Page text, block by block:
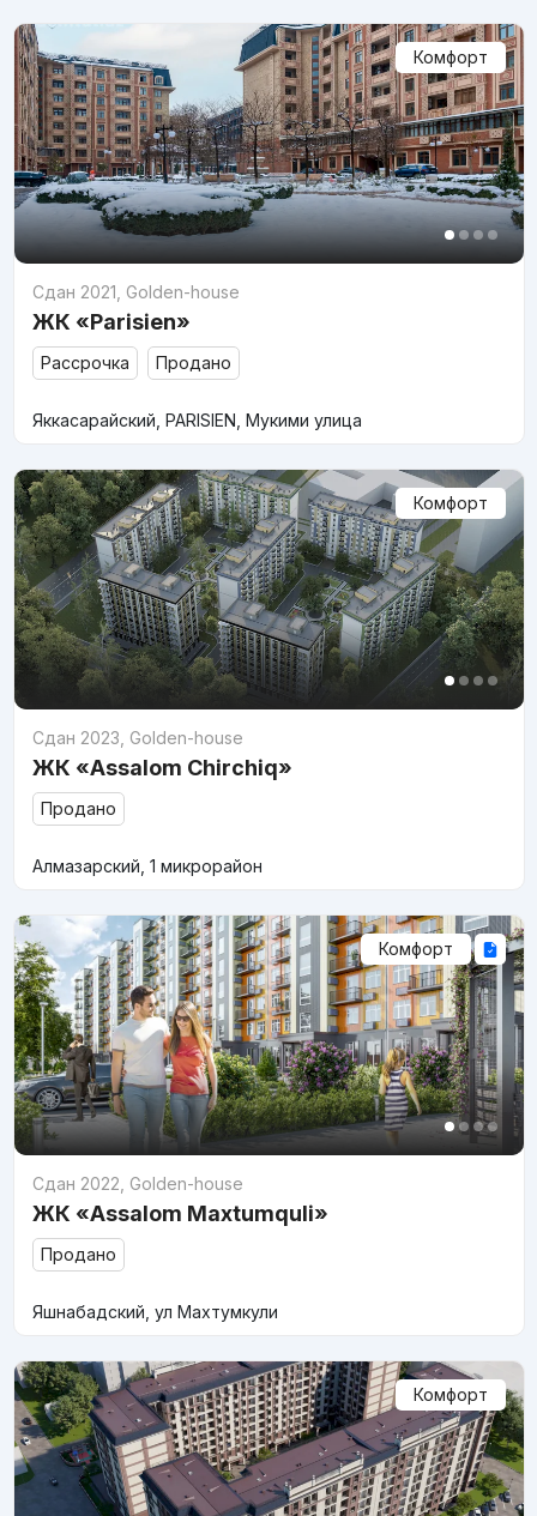
Комфорт
Сдан 2021 Golden-house
ЖК «Parisien»
Рассрочка Продано
Яккасарайский, PARISIEN, Мукими улица
Комфорт
Сдан 2023 Golden-house
ЖК «Assalom Chirchiq»
Продано
Алмазарский, 1 микрорайон
Комфорт
Сдан 2022 Golden-house
ЖК «Assalom Maxtumquli»
Продано
Яшнабадский, ул Махтумкули
Комфорт